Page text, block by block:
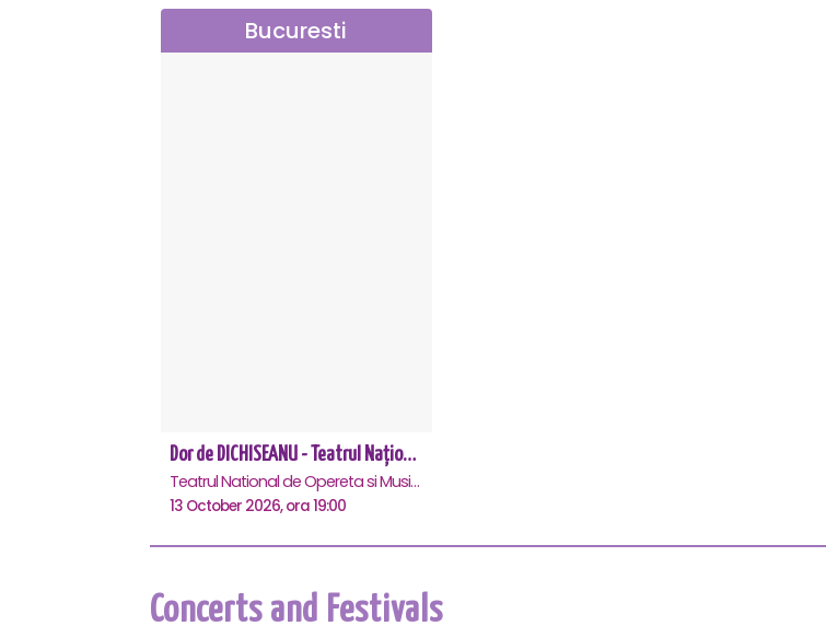
Bucuresti
Dor de DICHISEANU - Teatrul Național de Operetă și Musical „Ion Dacian"
Teatrul National de Opereta si Musical Ion Dacian, Bucuresti
13 October 2026, ora 19:00
Concerts and Festivals